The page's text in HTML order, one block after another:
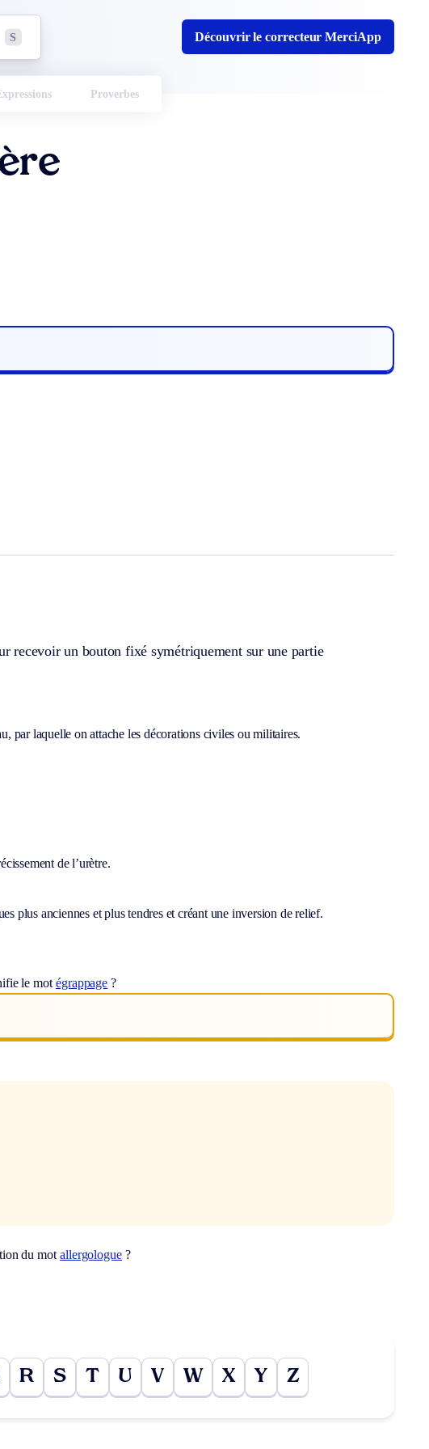
S Découvrir le correcteur MerciApp
Proverbes
recevoir un bouton fixé symétriquement sur une partie
par laquelle on attache les décorations civiles ou militaires.
de l’urètre.
plus anciennes et plus tendres et créant une inversion de relief.
le mot égrappage ?
du mot allergologue?
R S T U V W X Y Z